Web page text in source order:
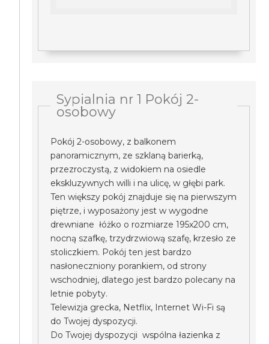
Sypialnia nr 1 Pokój 2-
osobowy
Pokój 2-osobowy, z balkonem
panoramicznym, ze szklaną barierką,
przezroczystą, z widokiem na osiedle
ekskluzywnych willi i na ulicę, w głębi park.
Ten większy pokój znajduje się na pierwszym
piętrze, i wyposażony jest w wygodne
drewniane łóżko o rozmiarze 195x200 cm,
nocną szafkę, trzydrzwiową szafę, krzesło ze
stoliczkiem. Pokój ten jest bardzo
nasłoneczniony porankiem, od strony
wschodniej, dlatego jest bardzo polecany na
letnie pobyty.
Telewizja grecka, Netflix, Internet Wi-Fi są
do Twojej dyspozycji.
Do Twojej dyspozycji wspólna łazienka z